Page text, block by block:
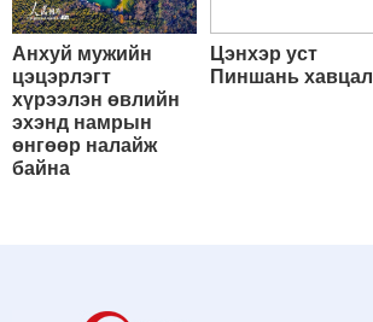
Анхуй мужийн
цэцэрлэгт
хүрээлэн өвлийн
эхэнд намрын
өнгөөр налайж
байна
Цэнхэр уст
Пиншань хавцал